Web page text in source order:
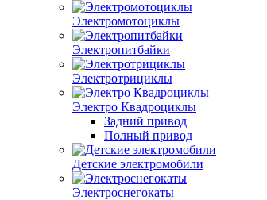
Электромотоциклы
Электропитбайки
Электротрициклы
Электро Квадроциклы
Задний привод
Полный привод
Детские электромобили
Электроснегокаты